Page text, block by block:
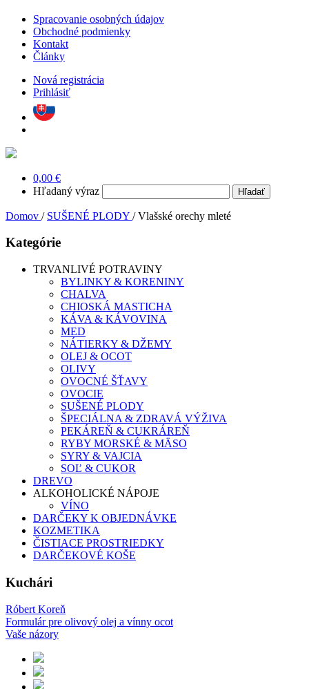
Spracovanie osobných údajov
Obchodné podmienky
Kontakt
Články
Nová registrácia
Prihlásiť
0,00 €
Hľadaný výraz
Domov / SUŠENÉ PLODY /Vlašské orechy mleté
Kategórie
TRVANLIVÉ POTRAVINY
BYLINKY & KORENINY
CHALVA
CHIOSKÁ MASTICHA
KÁVA & KÁVOVINA
MED
NÁTIERKY & DŽEMY
OLEJ & OCOT
OLIVY
OVOCNÉ ŠŤAVY
OVOCIE
SUŠENÉ PLODY
ŠPECIÁLNA & ZDRAVÁ VÝŽIVA
PEKÁREŇ & CUKRÁREŇ
RYBY MORSKÉ & MÄSO
SYRY & VAJCIA
SOĽ & CUKOR
DREVO
ALKOHOLICKÉ NÁPOJE
VÍNO
DARČEKY K OBJEDNÁVKE
KOZMETIKA
ČISTIACE PROSTRIEDKY
DARČEKOVÉ KOŠE
Kuchári
Róbert Koreň
Formulár pre olivový olej a vínny ocot
Vaše názory